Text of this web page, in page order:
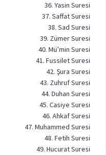
36. Yasin Suresi
37. Saffat Suresi
38. Sad Suresi
39. Zümer Suresi
40. Mü’min Suresi
41. Fussilet Suresi
42. Şura Suresi
43. Zuhruf Suresi
44. Duhan Suresi
45. Casiye Suresi
46. Ahkaf Suresi
47. Muhammed Suresi
48. Fetih Suresi
49. Hucurat Suresi